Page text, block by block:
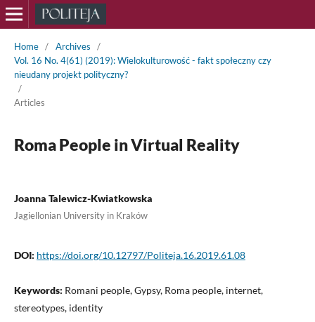
Home / Archives
/
Vol. 16 No. 4(61) (2019): Wielokulturowość - fakt społeczny czy
nieudany projekt polityczny?
/
Articles
Roma People in Virtual Reality
Joanna Talewicz-Kwiatkowska
Jagiellonian University in Kraków
DOI: https://doi.org/10.12797/Politeja.16.2019.61.08
Keywords: Romani people, Gypsy, Roma people, internet,
stereotypes, identity